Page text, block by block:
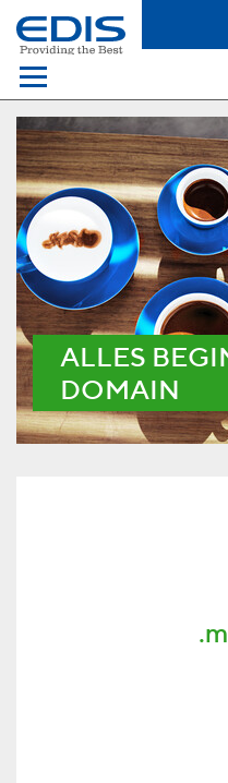
Menü
Domain names
Hosting
News
about EDIS
ALLES
DOMAIN